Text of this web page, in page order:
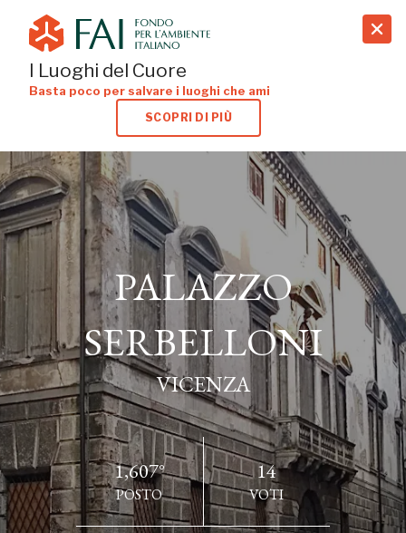
search
I Luoghi del Cuore
Basta poco per salvare i luoghi che ami
SCOPRI DI PIÙ
PALAZZO
SERBELLONI
VICENZA
1,607°
POSTO
14
VOTI
PALAZZO
SERBELLONI
VICENZA